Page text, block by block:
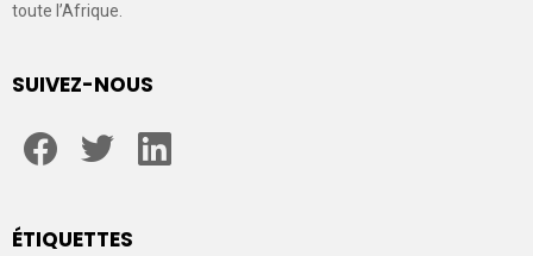
toute l’Afrique.
SUIVEZ-NOUS
ÉTIQUETTES